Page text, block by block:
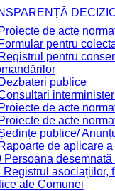
de acte
pentru
pentru
publice
de acte
de acte
publice/
de aplicare
Persoana
Registrul asociațiilor,
ale Comunei